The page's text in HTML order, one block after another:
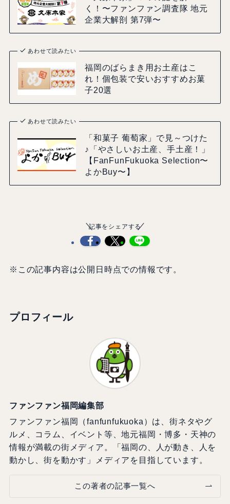
く！〜ファンファン調査隊 地元
企業大解剖 第7弾〜
あわせて読みたい
福岡のばらまき用お土産はこ
れ！個包装で安いおすすめお菓
子20選
あわせて読みたい
「和菓子 葡萄家」で見～つけた
♪「やさしいお土産、手土産！」
【FanFunFukuoka Selection〜
よかBuy〜】
記事をシェアする
※この記事内容は公開日時点での情報です。
プロフィール
ファンファン福岡編集部
ファンファン福岡（fanfunfukuoka）は、街ネタやグ
ルメ、コラム、イベント等、地元福岡・博多・天神の
情報が満載の街メディア。「福岡の、人が動き、人を
動かし、街を動かす」メディアを目指しています。
この著者の記事一覧へ